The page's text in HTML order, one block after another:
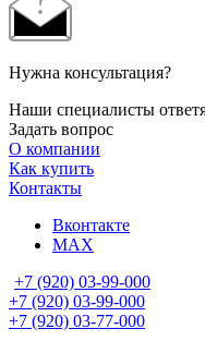
Нужна консультация?
Наши специалисты
Задать вопрос
О компании
Как купить
Контакты
Вконтакте
MAX
+7 (920) 03-99-000
+7 (920) 03-99-000
+7 (920) 03-77-000